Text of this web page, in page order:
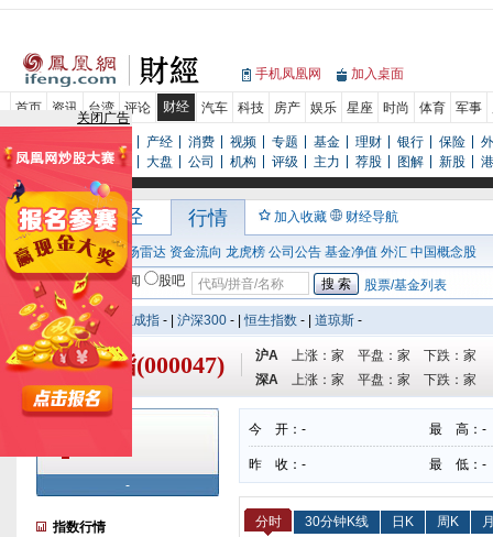
手机凤凰网 加入桌面
首页 资讯 台湾 评论 财经 汽车 科技 房产 娱乐 星座 时尚 体育 军事
专栏 产经 消费 视频 专题 基金 理财 银行 保险
行情
数据 研报 大盘 公司 机构 评级 主力 荐股 图解 新股
凤凰网财经 行情 加入收藏 财经导航
行情首页 大单 市场雷达 资金流向 龙虎榜 公司公告 基金净值 外汇 中国概念股
股票/基金
新闻 股吧 股票/基金列表
上证指数 -| 深证成指 - 沪深300 - |恒生指数 - 道琼斯 -
上证全指(000047) 沪A 上涨： 家 平盘： 家 下跌： 家
深A 上涨： 家 平盘： 家 下跌： 家
-
指数行情
今 开： - 最 高： -
昨 收： - 最 低： -
分时 30分钟K线 日K 周K
关闭广告